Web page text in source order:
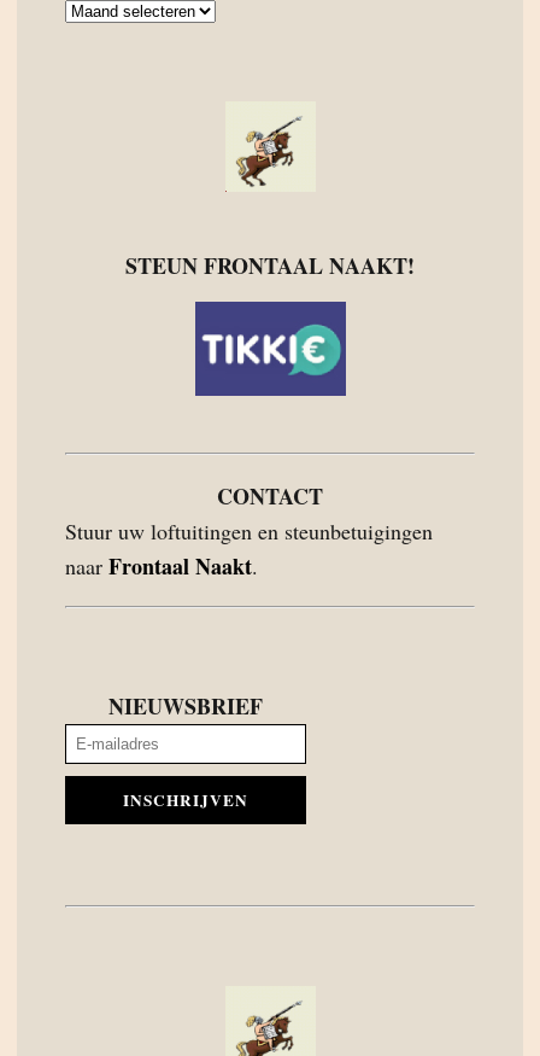
Archief
STEUN FRONTAAL NAAKT!
CONTACT
Stuur uw loftuitingen en steunbetuigingen
naar Frontaal Naakt.
NIEUWSBRIEF
INSCHRIJVEN